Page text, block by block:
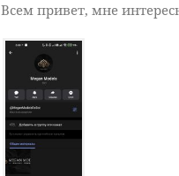
Всем привет, мне